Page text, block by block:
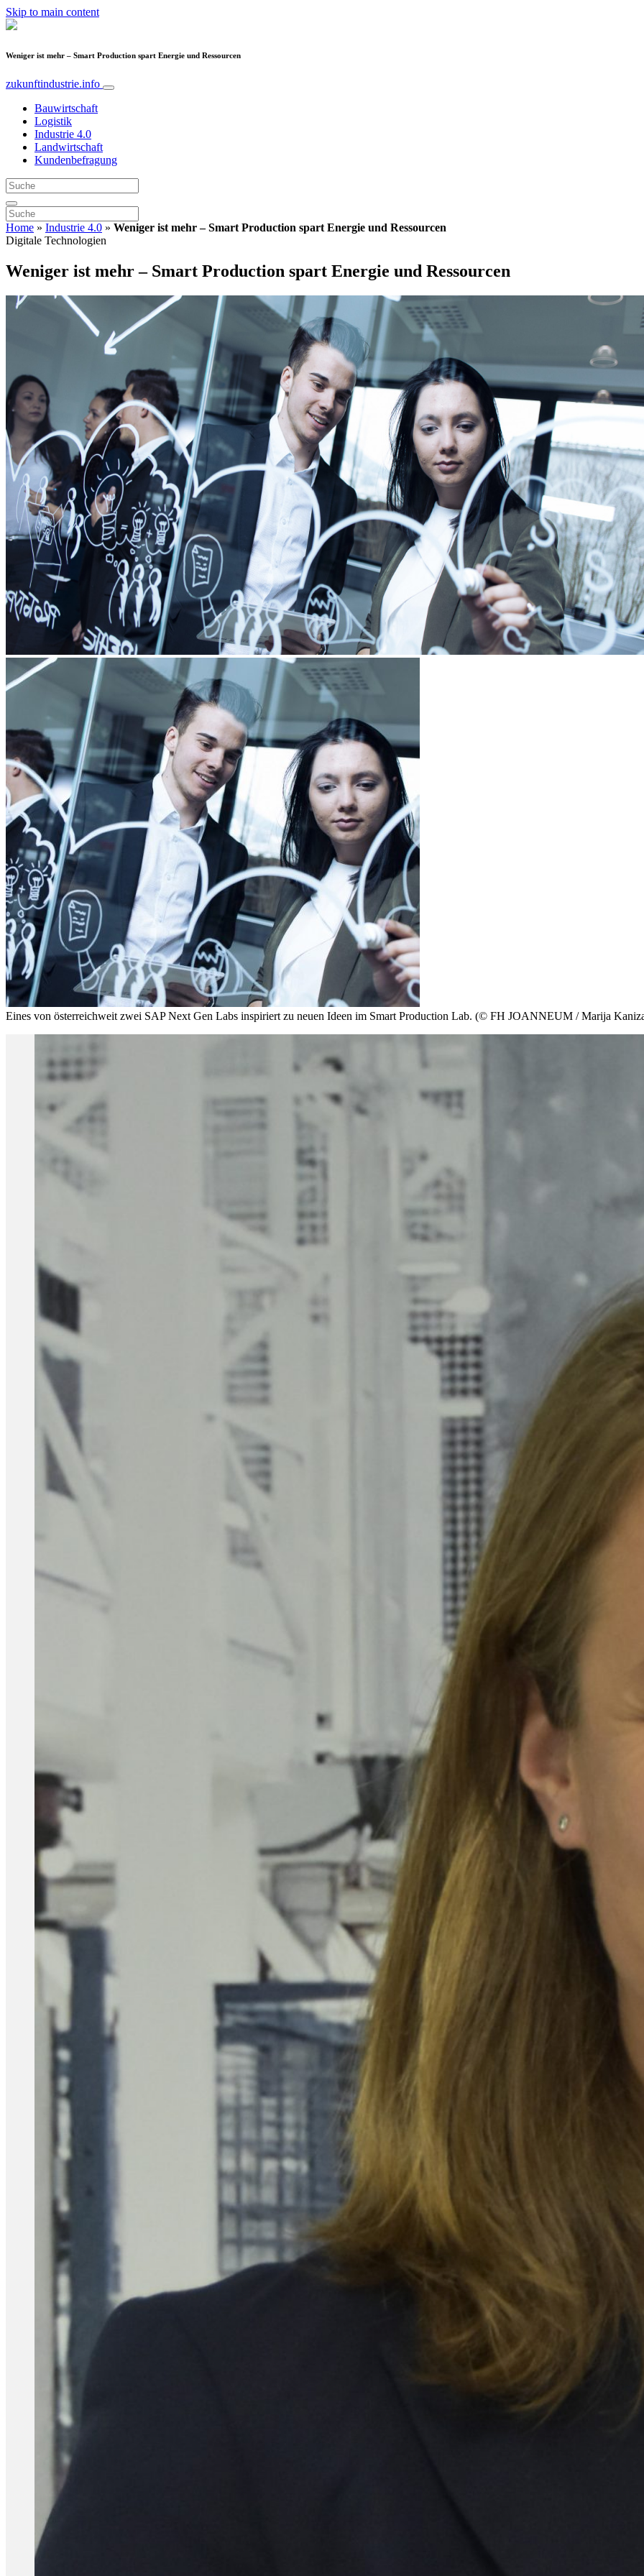
Skip to main content
Weniger ist mehr – Smart Production spart Energie und Ressourcen
zukunftindustrie.info
Bauwirtschaft
Logistik
Industrie 4.0
Landwirtschaft
Kundenbefragung
Home » Industrie 4.0 » Weniger ist mehr – Smart Production spart Energie und Ressourcen
Digitale Technologien
Weniger ist mehr – Smart Production spart Energie und Ressourcen
Eines von österreichweit zwei SAP Next Gen Labs inspiriert zu neuen Ideen im Smart Production Lab. (© FH JOANNEUM / Marija